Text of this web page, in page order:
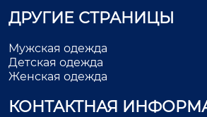
ДРУГИЕ СТРАНИЦЫ
Мужская одежда
Детская одежда
Женская одежда
КОНТАКТНАЯ